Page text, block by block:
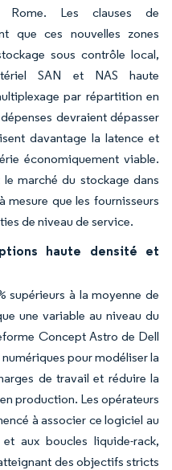
Rome. Les clauses de
que ces nouvelles zones
sous contrôle local,
SAN et NAS haute
par répartition en
devraient dépasser
davantage la latence et
économiquement viable.
marché du stockage dans
mesure que les fournisseurs
de niveau de service.
haute densité et
supérieurs à la moyenne de
une variable au niveau du
Concept Astro de Dell
pour modéliser la
de travail et réduire la
production. Les opérateurs
à associer ce logiciel au
aux boucles liquide-rack,
des objectifs stricts